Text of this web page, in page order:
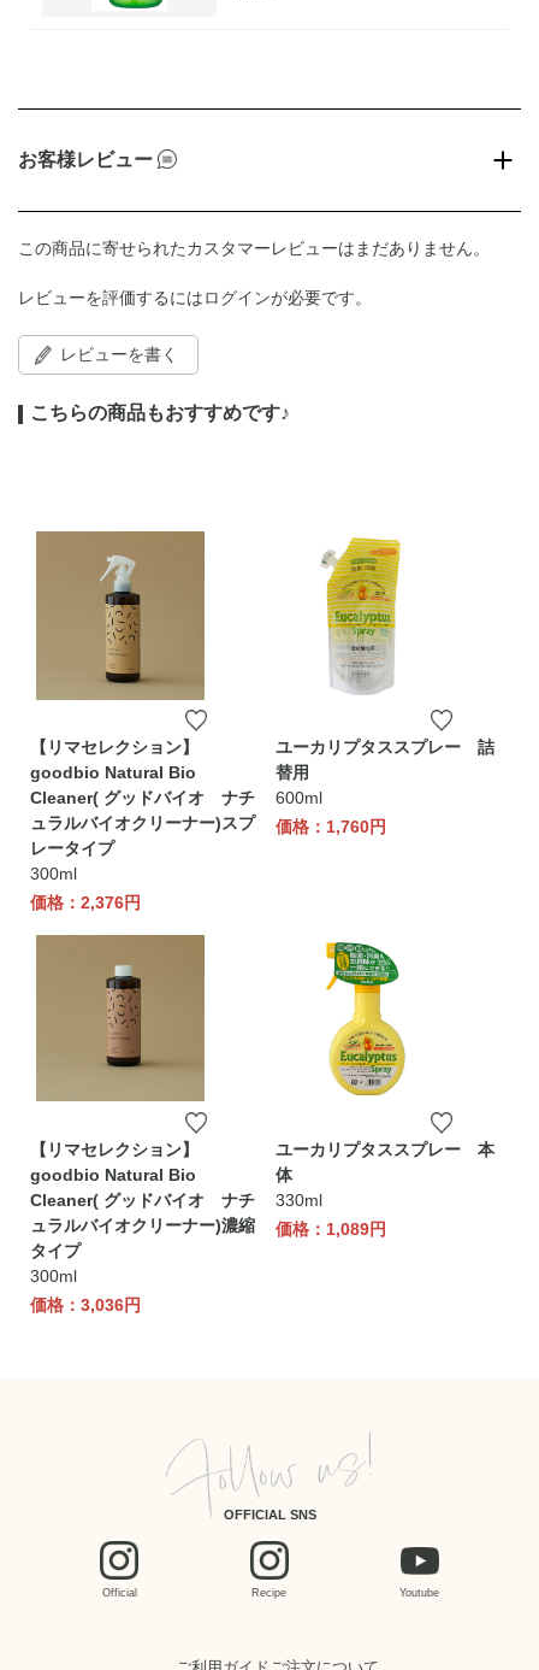
お客様レビュー
この商品に寄せられたカスタマーレビューはまだありません。
レビューを評価するにはログインが必要です。
レビューを書く
こちらの商品もおすすめです♪
【リマセレクション】
goodbio Natural Bio
Cleaner( グッドバイオ ナチ
ュラルバイオクリーナー)スプ
レータイプ
300ml
価格：2,376円
ユーカリプタススプレー 詰
替用
600ml
価格：1,760円
【リマセレクション】
goodbio Natural Bio
Cleaner( グッドバイオ ナチ
ュラルバイオクリーナー)濃縮
タイプ
300ml
価格：3,036円
ユーカリプタススプレー 本
体
330ml
価格：1,089円
OFFICIAL SNS
Official Recipe Youtube